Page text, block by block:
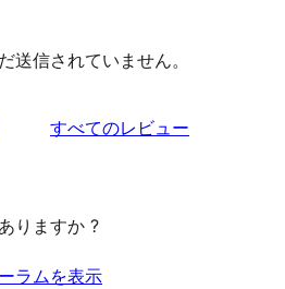
送信されていません。
すべてのレビュー
りますか ?
ラムを表示